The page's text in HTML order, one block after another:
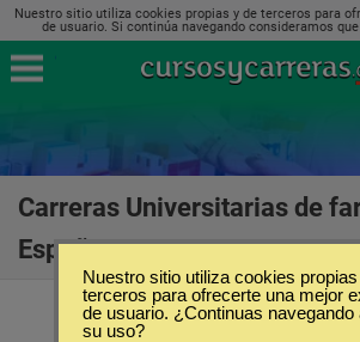
Nuestro sitio utiliza cookies propias y de terceros para
de usuario. Si continúa navegando consideramos
Carreras Universitarias de
España
Nuestro sitio utiliza cookies
terceros para ofrecerte una mejor
de usuario. ¿Continuas navegando
su uso?